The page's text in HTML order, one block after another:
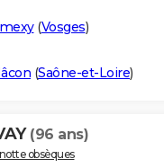
(Vosges)
(Saône-et-Loire)
(96 ans)
obsèques